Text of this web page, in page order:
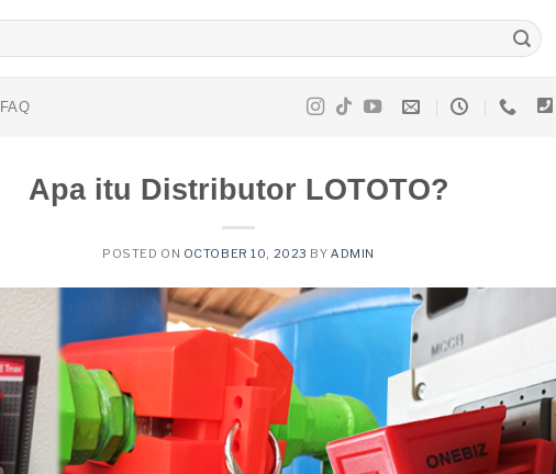
FAQ
Apa itu Distributor LOTOTO?
POSTED ON OCTOBER 10, 2023 BY ADMIN